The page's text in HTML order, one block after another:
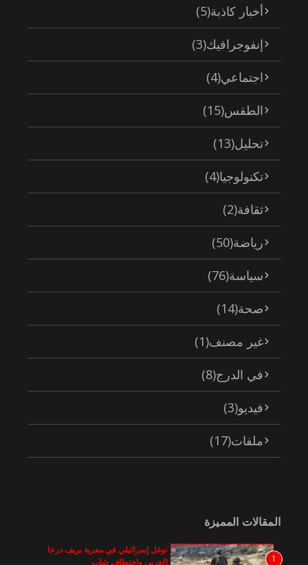
أخبار كاذبة(5)
إنفوجرافيك(3)
اجتماعي(4)
الطقس(15)
تحليل(13)
تكنولوجيا(4)
ثقافة(2)
رياضة(50)
سياسة(76)
صحة(14)
غير مصنف(1)
في الدرج(8)
فيديو(3)
ملفات(17)
المقالات المميزة
1
توغل إسرائيلي في معرية بريف درعا
الغربي واختطاف شاب